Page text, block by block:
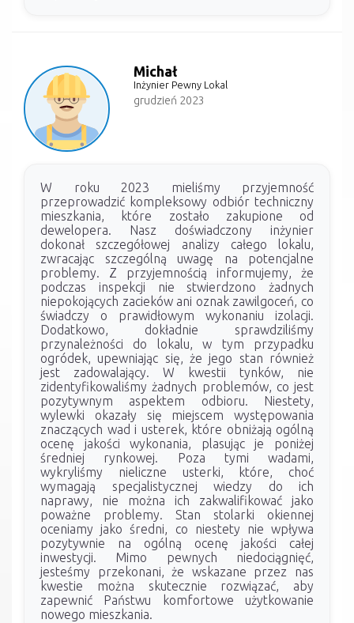
Michał
Inżynier Pewny Lokal
grudzień 2023
W roku 2023 mieliśmy przyjemność
przeprowadzić kompleksowy odbiór techniczny
mieszkania, które zostało zakupione od
dewelopera. Nasz doświadczony inżynier
dokonał szczegółowej analizy całego lokalu,
zwracając szczególną uwagę na potencjalne
problemy. Z przyjemnością informujemy, że
podczas inspekcji nie stwierdzono żadnych
niepokojących zacieków ani oznak zawilgoceń, co
świadczy o prawidłowym wykonaniu izolacji.
Dodatkowo, dokładnie sprawdziliśmy
przynależności do lokalu, w tym przypadku
ogródek, upewniając się, że jego stan również
jest zadowalający. W kwestii tynków, nie
zidentyfikowaliśmy żadnych problemów, co jest
pozytywnym aspektem odbioru. Niestety,
wylewki okazały się miejscem występowania
znaczących wad i usterek, które obniżają ogólną
ocenę jakości wykonania, plasując je poniżej
średniej rynkowej. Poza tymi wadami,
wykryliśmy nieliczne usterki, które, choć
wymagają specjalistycznej wiedzy do ich
naprawy, nie można ich zakwalifikować jako
poważne problemy. Stan stolarki okiennej
oceniamy jako średni, co niestety nie wpływa
pozytywnie na ogólną ocenę jakości całej
inwestycji. Mimo pewnych niedociągnięć,
jesteśmy przekonani, że wskazane przez nas
kwestie można skutecznie rozwiązać, aby
zapewnić Państwu komfortowe użytkowanie
nowego mieszkania.